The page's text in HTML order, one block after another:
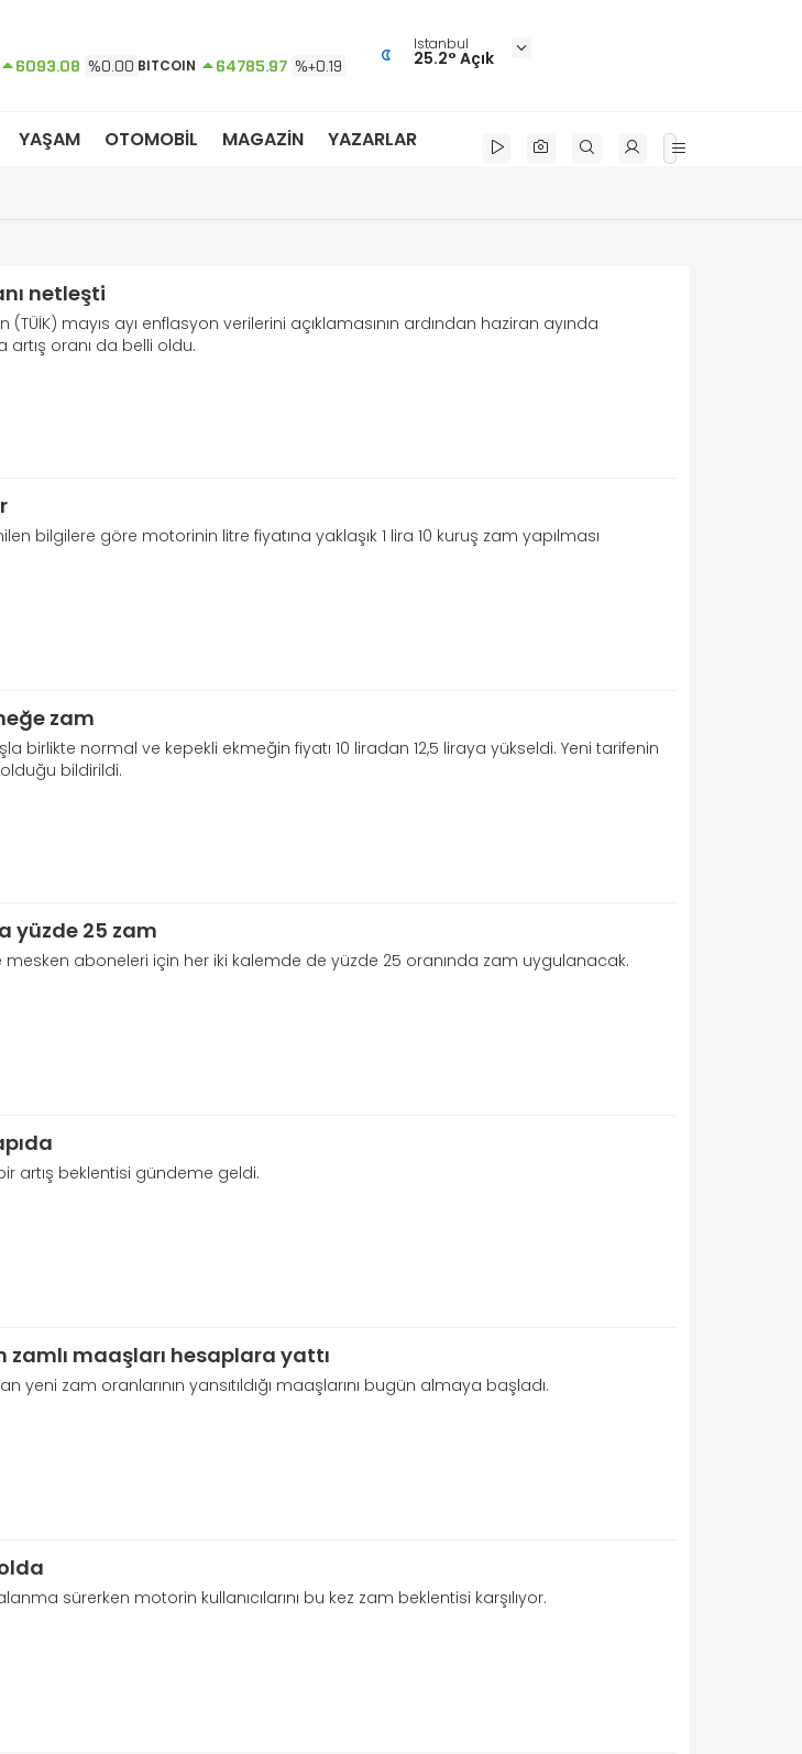
6093.08 %0.00 BITCOIN 64785.97 %+0.19
Istanbul
25.2° Açık
YAŞAM OTOMOBİL MAGAZİN YAZARLAR
netleşti
(TÜİK) mayıs ayı enflasyon verilerini açıklamasının ardından haziran ayında
oranı da belli oldu.
bilgilere göre motorinin litre fiyatına yaklaşık 1 lira 10 kuruş zam yapılması
zam
birlikte normal ve kepekli ekmeğin fiyatı 10 liradan 12,5 liraya yükseldi. Yeni tarifenin
bildirildi.
yüzde 25 zam
mesken aboneleri için her iki kalemde de yüzde 25 oranında zam uygulanacak.
artış beklentisi gündeme geldi.
zamlı maaşları hesaplara yattı
yeni zam oranlarının yansıtıldığı maaşlarını bugün almaya başladı.
sürerken motorin kullanıcılarını bu kez zam beklentisi karşılıyor.